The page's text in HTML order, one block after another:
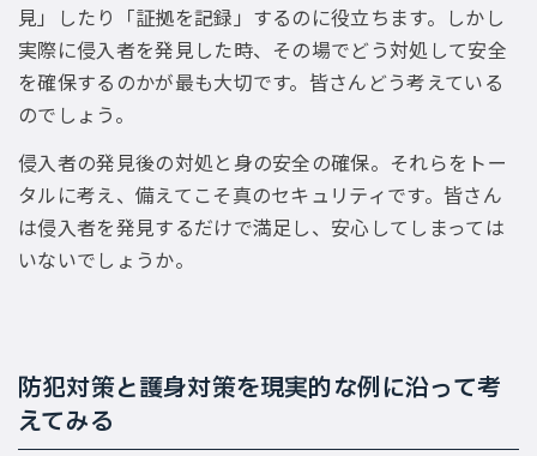
見」したり「証拠を記録」するのに役立ちます。しかし
実際に侵入者を発見した時、その場でどう対処して安全
を確保するのかが最も大切です。皆さんどう考えている
のでしょう。
侵入者の発見後の対処と身の安全の確保。それらをトー
タルに考え、備えてこそ真のセキュリティです。皆さん
は侵入者を発見するだけで満足し、安心してしまっては
いないでしょうか。
防犯対策と護身対策を現実的な例に沿って考
えてみる